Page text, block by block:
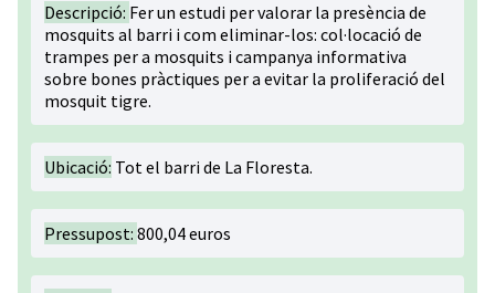
Descripció: Fer un estudi per valorar la presència de
mosquits al barri i com eliminar-los: col·locació de
trampes per a mosquits i campanya informativa
sobre bones pràctiques per a evitar la proliferació del
mosquit tigre.
Ubicació: Tot el barri de La Floresta.
Pressupost: 800,04 euros